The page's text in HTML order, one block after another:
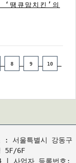
땡큐맘치킨’의
8 9 10
서울특별시 강동구
5F/6F
사업자 등록번호: